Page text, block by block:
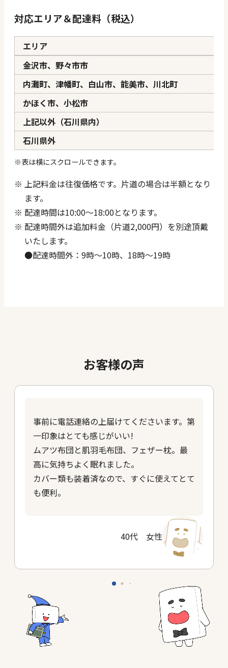
対応エリア＆配達料（税込）
エリア
金沢市、野々市市
内灘町、津幡町、白山市、能美市、川北町
かほく市、小松市
上記以外（石川県内）
石川県外
上記料金は往復価格です。片道の場合は半額となり
ます。
配達時間は10:00〜18:00となります。
配達時間外は追加料金（片道2,000円）を別途頂戴
いたします。
●配達時間外：9時〜10時、18時〜19時
お客様の声
事前に電話連絡の上届けてくださいます。第
一印象はとても感じがいい!
ムアツ布団と肌羽毛布団、フェザー枕。最
高に気持ちよく眠れました。
カバー類も装着済なので、すぐに使えてとて
も便利。
40代 女性